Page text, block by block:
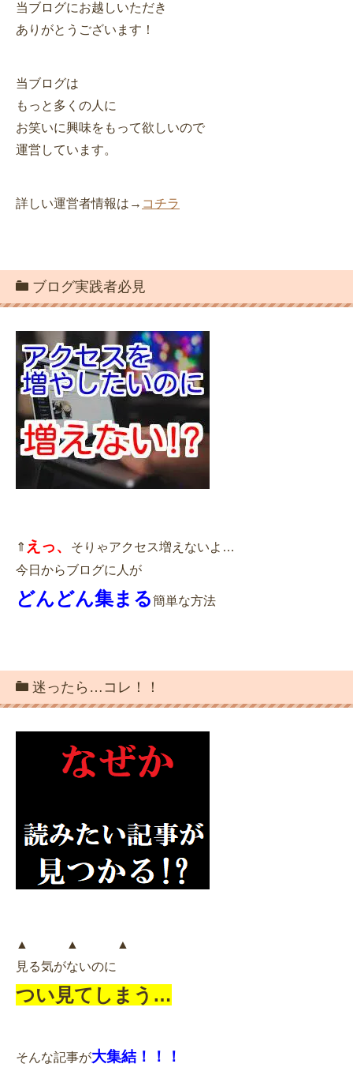
当ブログにお越しいただき
ありがとうございます！
当ブログは
もっと多くの人に
お笑いに興味をもって欲しいので
運営しています。
詳しい運営者情報は→ コチラ
ブログ実践者必見
⇑ えっ、
そりゃアクセス増えないよ…
今日からブログに人が
どんどん集まる簡単な方法
迷ったら…コレ！！
▲ ▲ ▲
見る気がないのに
つい見てしまう…
そんな記事が大集結！！！